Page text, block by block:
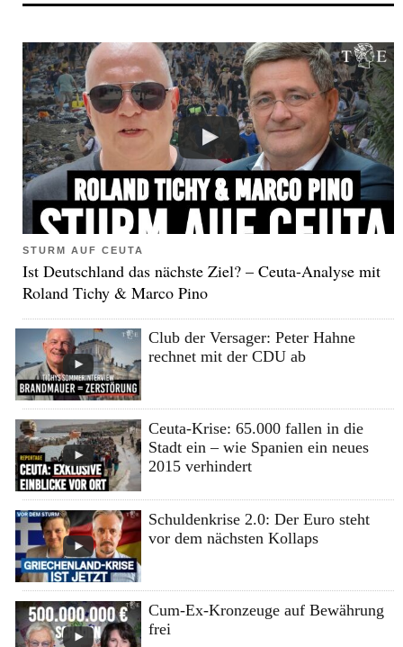
STURM AUF CEUTA
Ist Deutschland das nächste Ziel? – Ceuta-Analyse mit
Roland Tichy & Marco Pino
Club der Versager: Peter Hahne
rechnet mit der CDU ab
Ceuta-Krise: 65.000 fallen in die
Stadt ein – wie Spanien ein neues
2015 verhindert
Schuldenkrise 2.0: Der Euro steht
vor dem nächsten Kollaps
Cum-Ex-Kronzeuge auf Bewährung
frei